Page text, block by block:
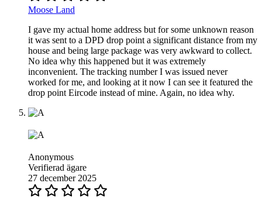
Moose Land
I gave my actual home address but for some unknown reason
it was sent to a DPD drop point a significant distance from my
house and being large package was very awkward to collect.
No idea why this happened but it was extremely
inconvenient. The tracking number I was issued never
worked for me, and looking at it now I can see it featured the
drop point Eircode instead of mine. Again, no idea why.
Anonymous
Verifierad ägare
27 december 2025